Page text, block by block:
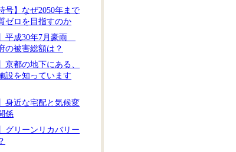
号】なぜ2050年まで
ゼロを目指すのか
】平成30年7月豪雨
の被害総額は？
京都の地下にある、
設を知っています
】身近な宅配と気候変
係
グリーンリカバリー